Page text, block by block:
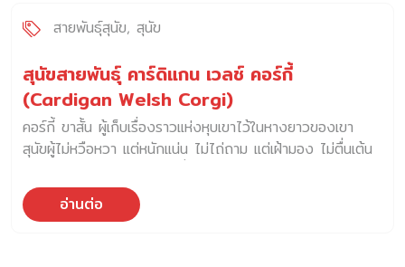
ผูกพัน และความภักดีต่อเจ้าของในระดับที่แตกต่างกัน ขึ้นอยู่กับ
นี้ล้วนส่งผลต่ออารมณ์ และพฤติกรรมของสุนัข เกิดอะไรขึ้นกับ
สุนัข เมื่อเราไม่อยู่บ้าน สุนัขบ้านมีความคล้ายคลึงกับสุนัขป่าอย่าง
หนึ่ง คือ พฤิตกรรมการรวมฝูง ดังนั้น เรื่องนี้จึงเป็นเรื่องพื้น
ฐานที่เจ้าของควรทำความเข้าใจเกี่ยวกับสุนัข เมื่อมนุษย์ผู้เป็นหนึ่ง
ในสมาชิกครอบครัวของสุนัข ต้องออกจากบ้านไป สุนัขจะรู้สึกว่า
อาจทำให้สุนัขเกิดความวิตกกังวลได้ เมื่อสุนัขเกิดความวิตก
กังวล พกวเขาจะแสดงพฤติกรรมบางอย่าง […]
สายพันธุ์สุนัข สุนัข
สุนัขสายพันธุ์ คาร์ดิแกน เวลช์ คอร์กี้
(Cardigan Welsh Corgi)
คอร์กี้ ขาสั้น ผู้เก็บเรื่องราวแห่งหุบเขาไว้ในหางยาวของเขา
สุนัขผู้ไม่หวือหวา แต่หนักแน่น ไม่ไถ่ถาม แต่เฝ้ามอง ไม่ตื่นเต้น
แกน เวลช์ คอร์กี้ “สุนัขเก่าแก่พอ ๆ กับตำนานของแผ่นดิน”
คาร์ดิแกน เวลช์ คอร์กี้ เป็นหนึ่งในสุนัขที่เก่าแก่ที่สุดบนเกาะ
อ่านต่อ